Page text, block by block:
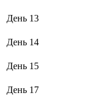
День 13
День 14
День 15
День 17